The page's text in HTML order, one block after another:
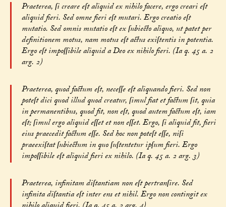
Praeterea, ſi creare eſt aliquid ex nihilo facere, ergo creari eſt
aliquid fieri. Sed omne fieri eſt mutari. Ergo creatio eſt
mutatio. Sed omnis mutatio eſt ex ſubiecto aliquo, ut patet per
definitionem motus, nam motus eſt actus exiſtentis in potentia.
Ergo eſt impoſſibile aliquid a Deo ex nihilo fieri. (Ia q. 45 a. 2
arg. 2)
Praeterea, quod factum eſt, neceſſe eſt aliquando fieri. Sed non
poteſt dici quod illud quod creatur, ſimul fiat et factum ſit, quia
in permanentibus, quod fit, non eſt, quod autem factum eſt, iam
eſt; ſimul ergo aliquid eſſet et non eſſet. Ergo, ſi aliquid fit, fieri
eius praecedit factum eſſe. Sed hoc non poteſt eſſe, niſi
praeexiſtat ſubiectum in quo ſuſtentetur ipſum fieri. Ergo
impoſſibile eſt aliquid fieri ex nihilo. (Ia q. 45 a. 2 arg. 3)
Praeterea, infinitam diſtantiam non eſt pertranſire. Sed
infinita diſtantia eſt inter ens et nihil. Ergo non contingit ex